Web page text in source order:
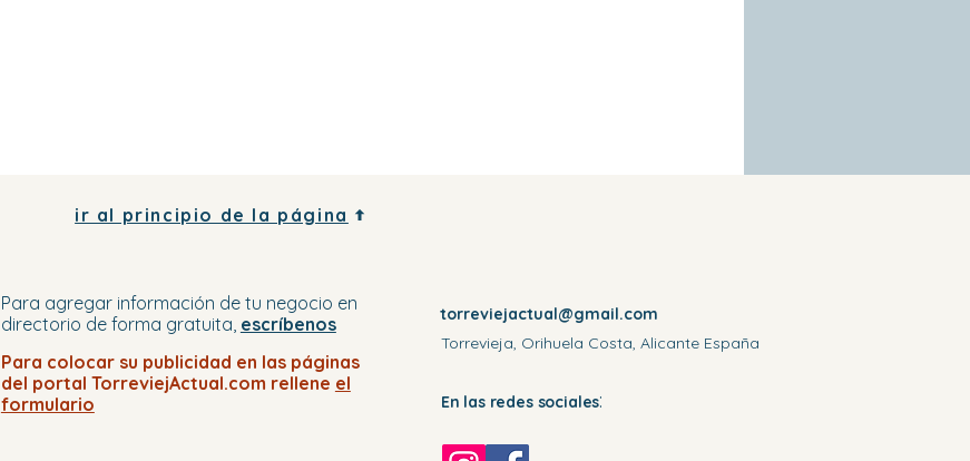
ir al principio de la página
Para agregar información de tu negocio en
directorio de forma gratuita, escríbenos
Para colocar su publicidad en las páginas
del portal TorreviejActual.com rellene el
formulario
torreviejactual@gmail.com
Torrevieja, Orihuela Costa, Alicante España
En las redes sociales: